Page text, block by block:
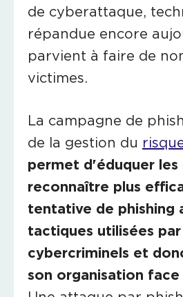
de cyberattaque,
répandue encore
parvient à faire de
victimes.
La campagne de
de la gestion du
permet d'éduquer les
reconnaître plus
tentative de phishing
tactiques utilisées par
cybercriminels et
son organisation face